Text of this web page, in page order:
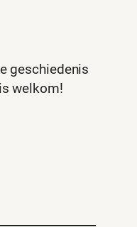
geschiedenis
welkom!